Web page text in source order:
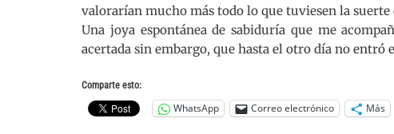
valorarían mucho más todo lo que tuviesen la suerte
Una joya espontánea de sabiduría que me
acertada sin embargo, que hasta el otro día no entró
Comparte esto:
WhatsApp Correo electrónico Más